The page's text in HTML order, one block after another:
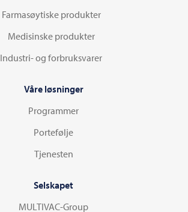
Farmasøytiske produkter
Medisinske produkter
Industri- og forbruksvarer
Våre løsninger
Programmer
Portefølje
Tjenesten
Selskapet
MULTIVAC-Group